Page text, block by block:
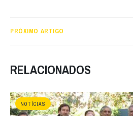
PRÓXIMO ARTIGO
RELACIONADOS
NOTÍCIAS